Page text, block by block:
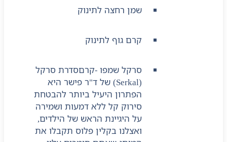
שמן רחצה לתינוק
קרם גוף לתינוק
סרקל שמפו -קרםסדרת סרקל
(Serkal) של ד"ר פישר היא
הפתרון היעיל ביותר להבטחת
סירוק קל ללא דמעות ושמירה
על היגיינת הראש של הילדים,
ואצלנו בקלין פלוס תקבלו את